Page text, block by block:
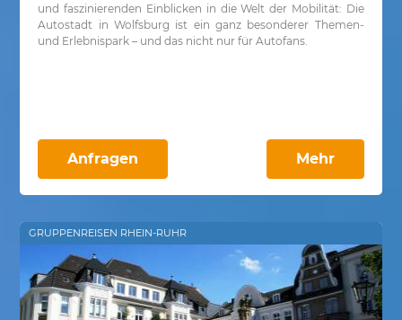
und faszinierenden Einblicken in die Welt der Mobilität: Die
Autostadt in Wolfsburg ist ein ganz besonderer Themen-
und Erlebnispark – und das nicht nur für Autofans.
Anfragen Mehr
GRUPPENREISEN RHEIN-RUHR